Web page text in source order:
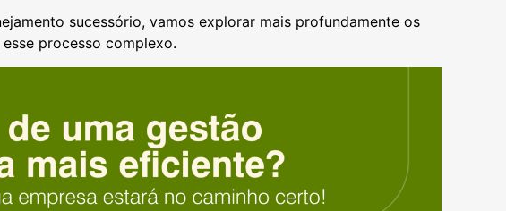
sucessório, vamos explorar mais profundamente os
processo complexo.